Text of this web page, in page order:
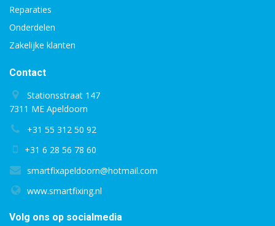
Reparaties
Onderdelen
Zakelijke klanten
Contact
Stationsstraat 147
7311 ME Apeldoorn
+31 55 312 50 92
+31 6 28 56 78 60
smartfixapeldoorn@hotmail.com
www.smartfixing.nl
Volg ons op socialmedia